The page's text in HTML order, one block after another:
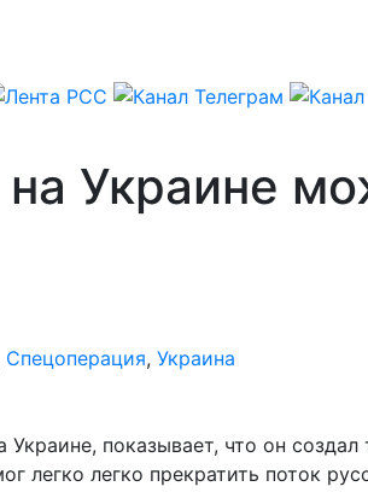
Украине
Спецоперация, Украина
показывает, что он
легко легко прекратить поток